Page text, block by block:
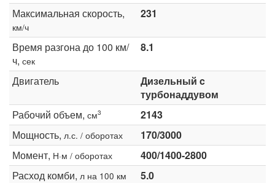
Максимальная скорость,
км/ч
231
Время разгона до 100 км/
ч, сек
8.1
Двигатель
Дизельный c
турбонаддувом
Рабочий объем, см3
2143
Мощность, л.с. / оборотах
170/3000
Момент, Н·м / оборотах
400/1400-2800
Расход комби, л на 100 км
5.0